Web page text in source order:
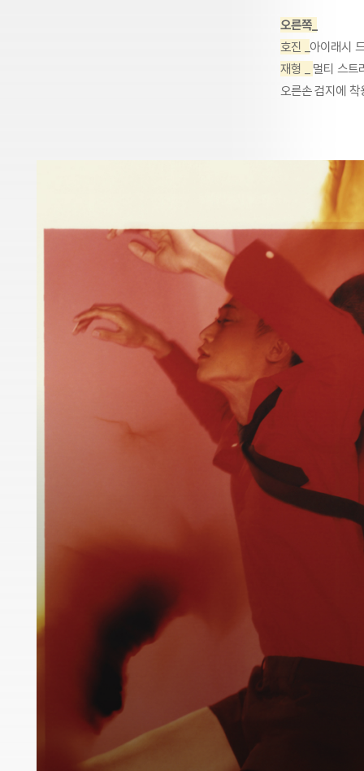
오른쪽_
호진 _ 아이래시
재형 _ 멀티 스트
오른손 검지에